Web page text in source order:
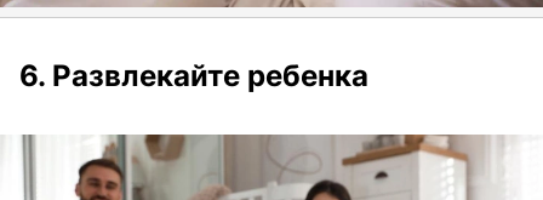
6. Развлекайте ребенка